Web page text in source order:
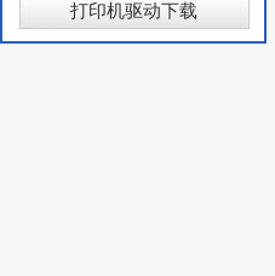
打印机驱动下载